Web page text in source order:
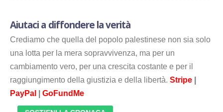
Aiutaci a diffondere la verità
Crediamo che quella del popolo palestinese non sia solo
una lotta per la mera sopravvivenza, ma per un
cambiamento vero, per una crescita costante e per il
raggiungimento della giustizia e della libertà. Stripe
PayPal
GoFundMe